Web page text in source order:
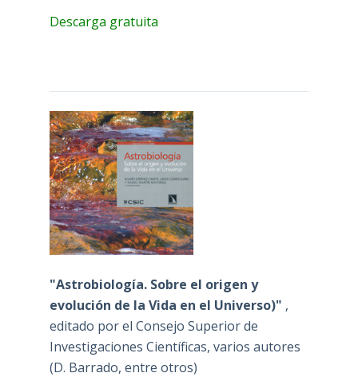
Descarga gratuita
"Astrobiología. Sobre el origen y
evolución de la Vida en el Universo)" ,
editado por el Consejo Superior de
Investigaciones Científicas, varios autores
(D. Barrado, entre otros)